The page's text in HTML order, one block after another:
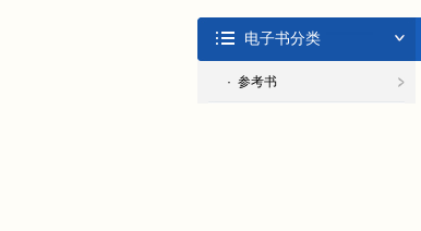
电子书分类
· 参考书